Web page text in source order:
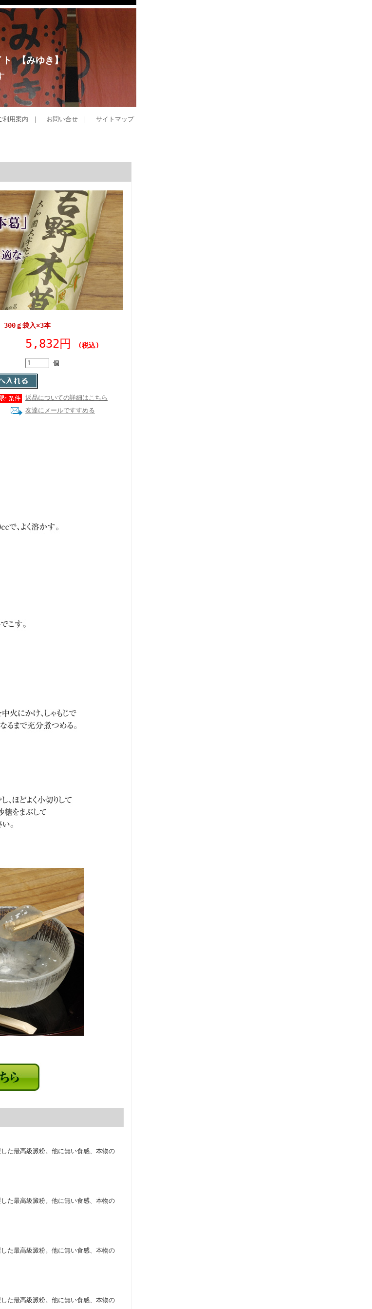
【みゆき】
利用案内 ｜ お問い合せ ｜ サイトマップ
ｇ袋入×3本
5,832円 (税込)
個
返品についての詳細はこちら
友達にメールですすめる
た最高級澱粉。他に無い食感、本物の
た最高級澱粉。他に無い食感、本物の
た最高級澱粉。他に無い食感、本物の
た最高級澱粉。他に無い食感、本物の